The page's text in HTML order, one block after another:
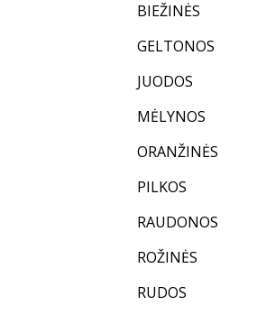
BIEŽINĖS
GELTONOS
JUODOS
MĖLYNOS
ORANŽINĖS
PILKOS
RAUDONOS
ROŽINĖS
RUDOS